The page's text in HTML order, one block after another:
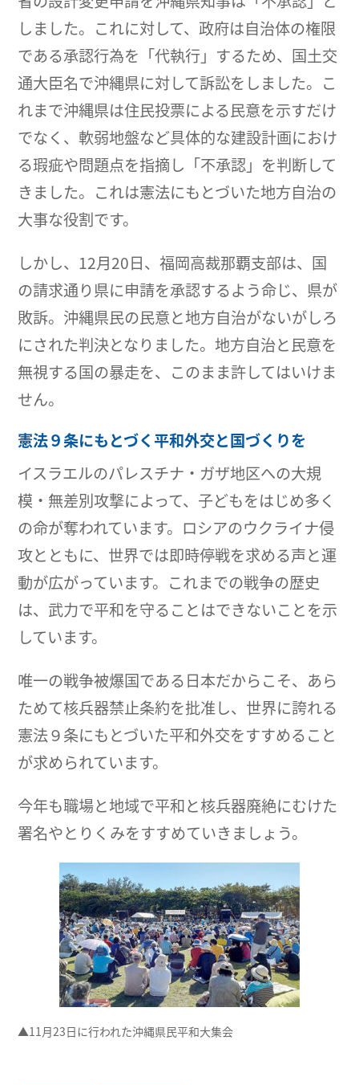
しました。これに対して、政府は自治体の権限
である承認行為を「代執行」するため、国土交
通大臣名で沖縄県に対して訴訟をしました。こ
れまで沖縄県は住民投票による民意を示すだけ
でなく、軟弱地盤など具体的な建設計画におけ
る瑕疵や問題点を指摘し「不承認」を判断して
きました。これは憲法にもとづいた地方自治の
大事な役割です。
しかし、12月20日、福岡高裁那覇支部は、国
の請求通り県に申請を承認するよう命じ、県が
敗訴。沖縄県民の民意と地方自治がないがしろ
にされた判決となりました。地方自治と民意を
無視する国の暴走を、このまま許してはいけま
せん。
憲法９条にもとづく平和外交と国づくりを
イスラエルのパレスチナ・ガザ地区への大規
模・無差別攻撃によって、子どもをはじめ多く
の命が奪われています。ロシアのウクライナ侵
攻とともに、世界では即時停戦を求める声と運
動が広がっています。これまでの戦争の歴史
は、武力で平和を守ることはできないことを示
しています。
唯一の戦争被爆国である日本だからこそ、あら
ためて核兵器禁止条約を批准し、世界に誇れる
憲法９条にもとづいた平和外交をすすめること
が求められています。
今年も職場と地域で平和と核兵器廃絶にむけた
署名やとりくみをすすめていきましょう。
▲11月23日に行われた沖縄県民平和大集会